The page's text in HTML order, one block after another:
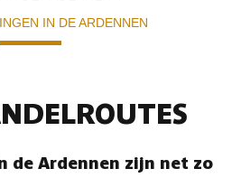
IN DE ARDENNEN
de Ardennen zijn net zo